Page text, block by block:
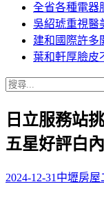
主
要
內
容
全省各種電器
吳紹琥重視醫
建和國際許多
葉和軒厚臉皮
搜
關
字:
日立服務站
五星好評白
2024-12-31 中壢房屋